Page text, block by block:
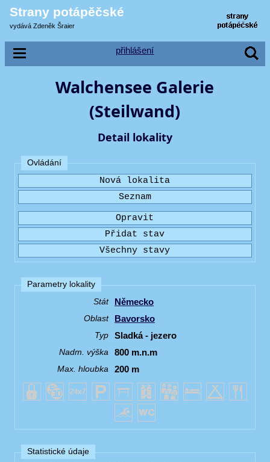
Strany potápěčské
vydává Zdeněk Šraier
přihlášení
Walchensee Galerie
(Steilwand)
Detail lokality
Ovládání
Parametry lokality
Stát
Německo
Oblast Bavorsko
Typ Sladká - jezero
Nadm. výška 800 m.n.m
Max. hloubka 200 m
Statistické údaje